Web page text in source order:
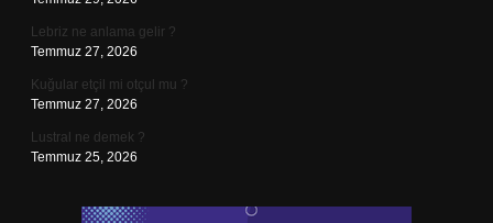
Lebriz ne anlama gelir ?
Temmuz 27, 2026
Kuğular etçil mi otçul mu ?
Temmuz 27, 2026
Lustral ne demek ?
Temmuz 25, 2026